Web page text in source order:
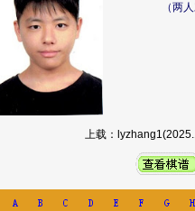
（两
上载：